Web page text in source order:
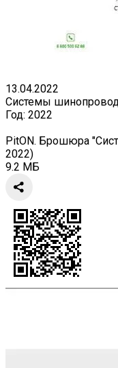
13.04.2022
Системы
Год: 2022
PitON. Брошюра
2022)
9.2 МБ